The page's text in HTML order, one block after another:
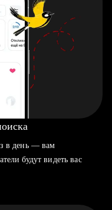
в день — вам
будут видеть вас